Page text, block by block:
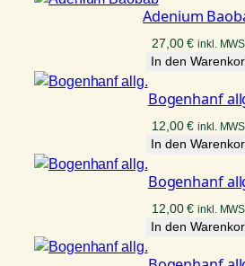
Adenium
27,00€ inkl.
In den
Bogenhanf
12,00€ inkl.
In den
Bogenhanf
12,00€ inkl.
In den